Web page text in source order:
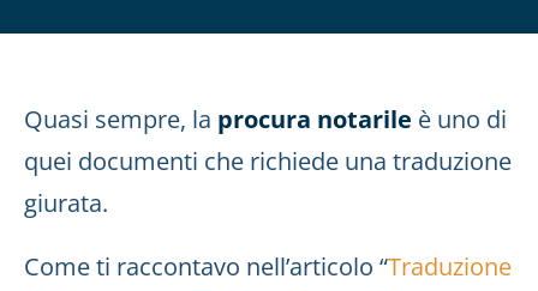
Quasi sempre, la procura notarile è uno di
quei documenti che richiede una traduzione
giurata.
Come ti raccontavo nell’articolo “Traduzione